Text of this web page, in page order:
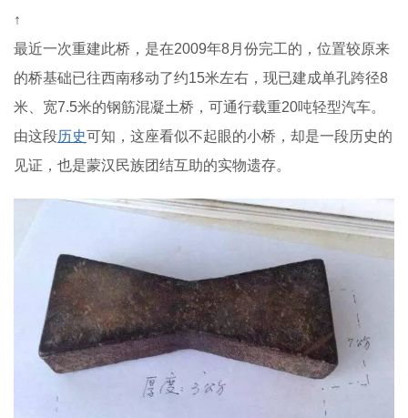
↑
最近一次重建此桥，是在2009年8月份完工的，位置较原来
的桥基础已往西南移动了约15米左右，现已建成单孔跨径8
米、宽7.5米的钢筋混凝土桥，可通行载重20吨轻型汽车。
由这段历史 可知，这座看似不起眼的小桥，却是一段历史的
见证，也是蒙汉民族团结互助的实物遗存。